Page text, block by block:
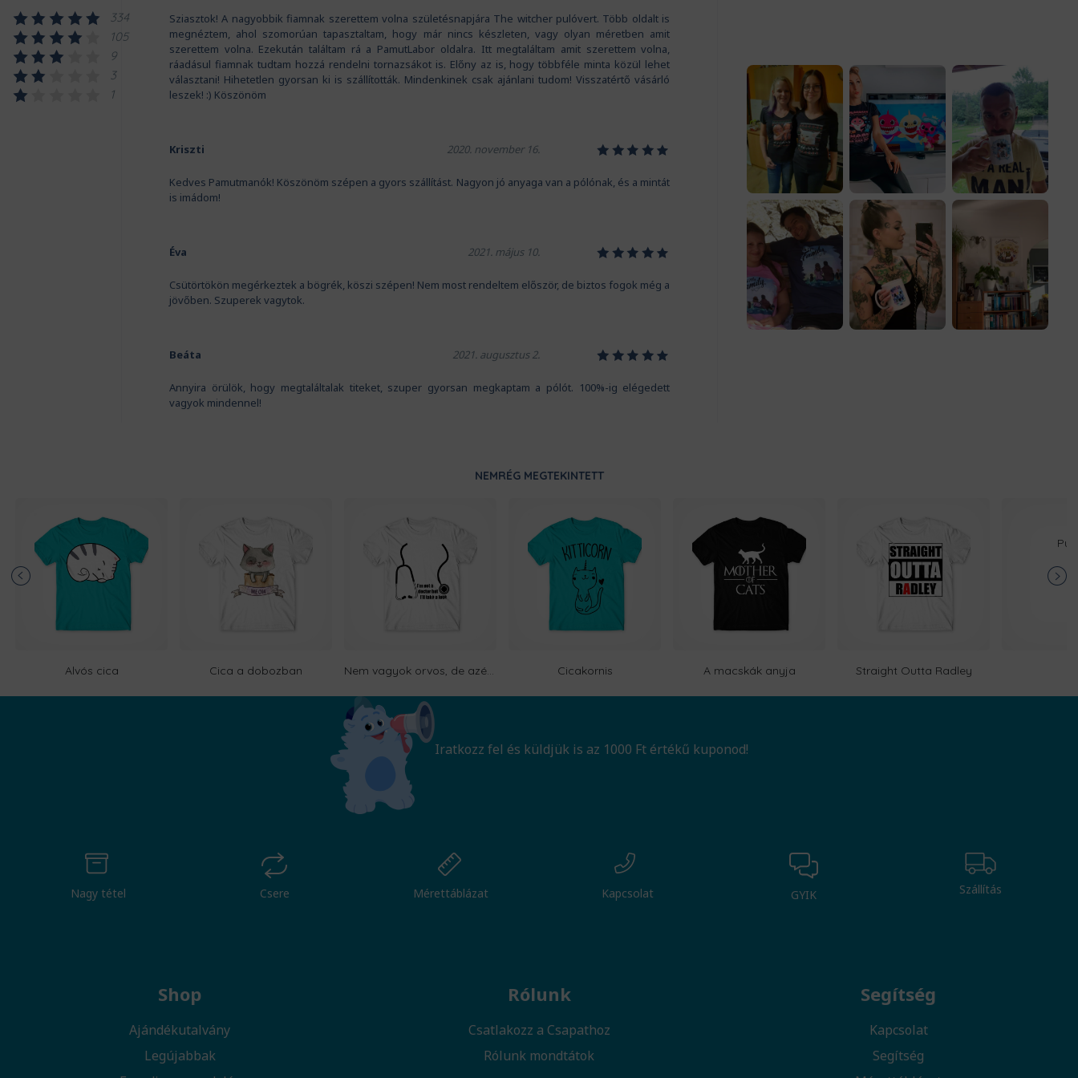
334
105
9
3
1
Sziasztok! A nagyobbik fiamnak szerettem volna születésnapjára The witcher pulóvert. Több oldalt is
megnéztem, ahol szomorúan tapasztaltam, hogy már nincs készleten, vagy olyan méretben amit
szerettem volna. Ezekután találtam rá a PamutLabor oldalra. Itt megtaláltam amit szerettem volna,
ráadásul fiamnak tudtam hozzá rendelni tornazsákot is. Előny az is, hogy többféle minta közül lehet
választani! Hihetetlen gyorsan ki is szállították. Mindenkinek csak ajánlani tudom! Visszatértő vásárló
leszek! :) Köszönöm
Kriszti 2020. november 16. 12345
Kedves Pamutmanók! Köszönöm szépen a gyors szállítást. Nagyon jó anyaga van a pólónak, és a mintát
is imádom!
Éva 2021. május 10. 12345
Csütörtökön megérkeztek a bögrék, köszi szépen! Nem most rendeltem először, de biztos fogok még a
jövőben. Szuperek vagytok.
Beáta 2021. augusztus 2. 12345
Annyira örülök, hogy megtaláltalak titeket, szuper gyorsan megkaptam a pólót. 100%-ig elégedett
vagyok mindennel!
NEMRÉG MEGTEKINTETT
Alvós cica Cica a dobozban Nem vagyok orvos, de azért vetek rád egy pillantást Cicakornis A macskák anyja Straight Outta Radley
Iratkozz fel és küldjük is az 1000 Ft értékű kuponod!
Nagy tétel Csere Mérettáblázat Kapcsolat GYIK Szállítás
Shop
Ajándékutalvány
Legújabbak
Rólunk
Csatlakozz a Csapathoz
Rólunk mondtátok
Segítség
Kapcsolat
Segítség